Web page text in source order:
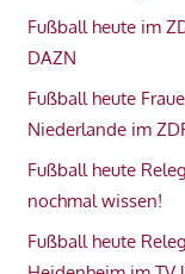
Fußball heute im
DAZN
Fußball heute
Niederlande im
Fußball heute
nochmal wissen!
Fußball heute